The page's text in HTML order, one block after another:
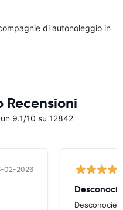
di autonoleggio in
Recensioni
9.1/10 su 12842
02-2026